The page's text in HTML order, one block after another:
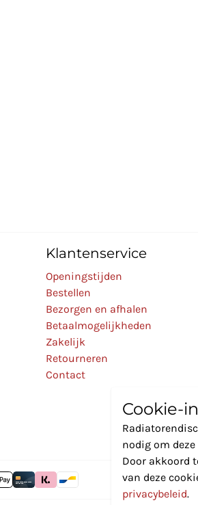
Klantenservice
Openingstijden
Bestellen
Bezorgen en afhalen
Betaalmogelijkheden
Zakelijk
Retourneren
Contact
Cookie-
nodig om
Door akkoord
van deze
privacybeleid.